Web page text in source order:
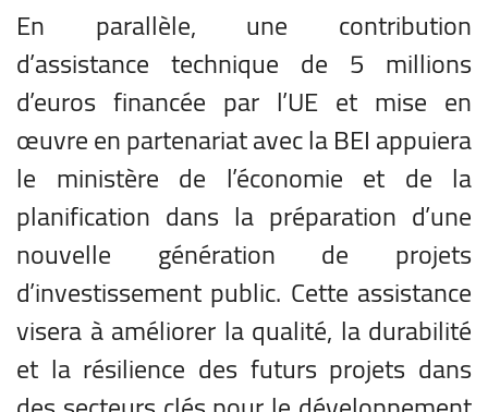
En parallèle, une contribution
d’assistance technique de 5 millions
d’euros financée par l’UE et mise en
œuvre en partenariat avec la BEI appuiera
le ministère de l’économie et de la
planification dans la préparation d’une
nouvelle génération de projets
d’investissement public. Cette assistance
visera à améliorer la qualité, la durabilité
et la résilience des futurs projets dans